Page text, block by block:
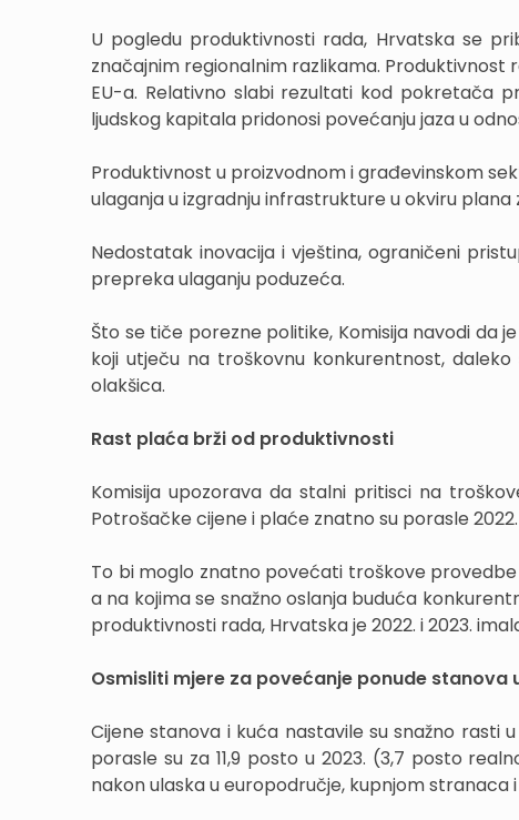
U pogledu produktivnosti rada, Hrvatska se
značajnim regionalnim razlikama. Produktivnost
EU-a. Relativno slabi rezultati kod pokretača
ljudskog kapitala pridonosi povećanju jaza u
Produktivnost u proizvodnom i građevinskom
ulaganja u izgradnju infrastrukture u okviru
Nedostatak inovacija i vještina, ograničeni
prepreka ulaganju poduzeća.
Što se tiče porezne politike, Komisija navodi
koji utječu na troškovnu konkurentnost,
olakšica.
Rast plaća brži od produktivnosti
Komisija upozorava da stalni pritisci na
Potrošačke cijene i plaće znatno su porasle
To bi moglo znatno povećati troškove provedbe
a na kojima se snažno oslanja buduća
produktivnosti rada, Hrvatska je 2022. i 2023.
Osmisliti mjere za povećanje ponude
Cijene stanova i kuća nastavile su snažno rasti
porasle su za 11,9 posto u 2023. (3,7 posto
nakon ulaska u europodručje, kupnjom